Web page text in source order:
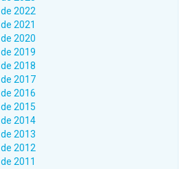
2022
2021
2020
2019
2018
2017
2016
2015
2014
2013
2012
2011